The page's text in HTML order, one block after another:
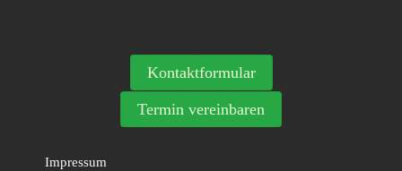
Kontaktformular
Termin vereinbaren
Impressum